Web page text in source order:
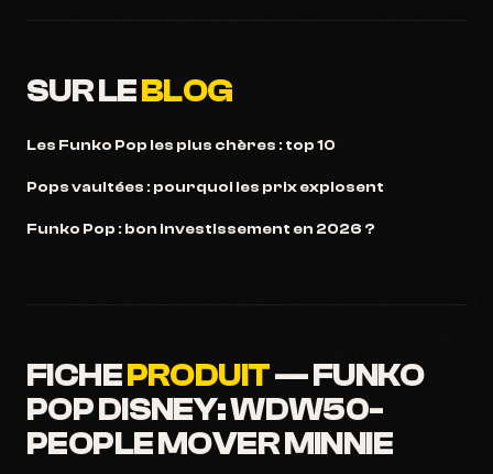
SUR LEBLOG
Les Funko Pop les plus chères : top 10
Pops vaultées : pourquoi les prix explosent
Funko Pop : bon investissement en 2026 ?
FICHEPRODUIT— FUNKO
POP DISNEY: WDW50-
PEOPLE MOVER MINNIE